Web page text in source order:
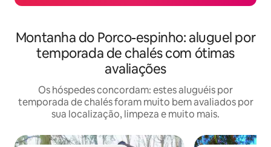
Montanha do Porco-espinho: aluguel por
temporada de chalés com ótimas
avaliações
Os hóspedes concordam: estes aluguéis por
temporada de chalés foram muito bem avaliados por
sua localização, limpeza e muito mais.